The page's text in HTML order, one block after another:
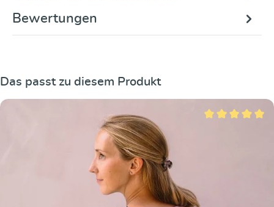
Bewertungen
Produktgalerie überspringen
Das passt zu diesem Produkt